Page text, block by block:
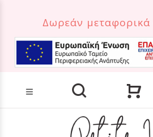
Δωρεάν